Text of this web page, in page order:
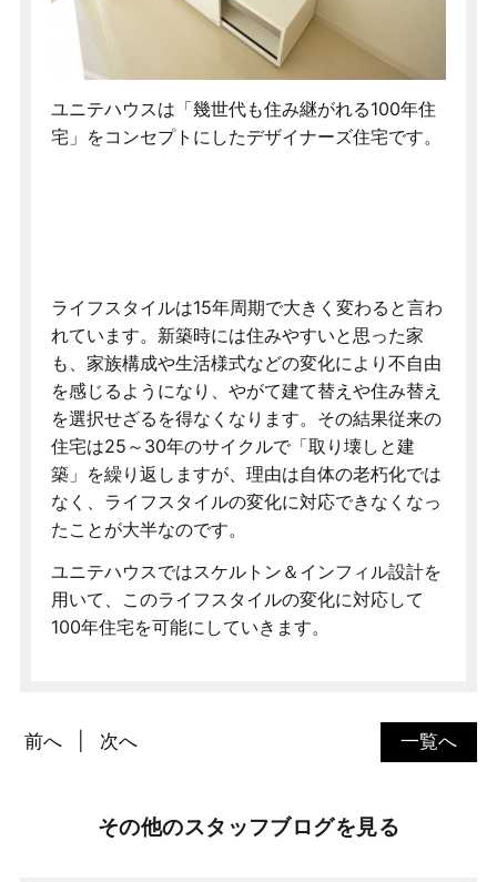
ユニテハウスは「幾世代も住み継がれる100年住
宅」をコンセプトにしたデザイナーズ住宅です。
ライフスタイルは15年周期で大きく変わると言わ
れています。新築時には住みやすいと思った家
も、家族構成や生活様式などの変化により不自由
を感じるようになり、やがて建て替えや住み替え
を選択せざるを得なくなります。その結果従来の
住宅は25～30年のサイクルで「取り壊しと建
築」を繰り返しますが、理由は自体の老朽化では
なく、ライフスタイルの変化に対応できなくなっ
たことが大半なのです。
ユニテハウスではスケルトン＆インフィル設計を
用いて、このライフスタイルの変化に対応して
100年住宅を可能にしていきます。
一覧へ
前へ 次へ
その他のスタッフブログを見る